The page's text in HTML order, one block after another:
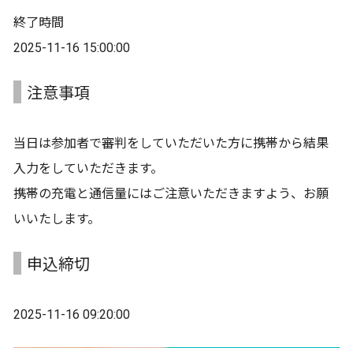
終了時間
2025-11-16 15:00:00
注意事項
当日は参加者で審判をしていただいた方に携帯から結果
入力をしていただきます。
携帯の充電と通信量にはご注意いただきますよう、お願
いいたします。
申込締切
2025-11-16 09:20:00